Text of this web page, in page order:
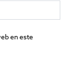
en este